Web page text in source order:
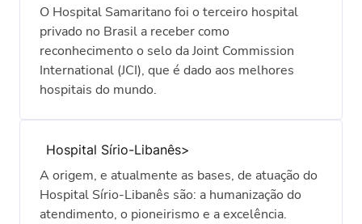
O Hospital Samaritano foi o terceiro hospital
privado no Brasil a receber como
reconhecimento o selo da Joint Commission
International (JCI), que é dado aos melhores
hospitais do mundo.
Hospital Sírio-Libanês
A origem, e atualmente as bases, de atuação do
Hospital Sírio-Libanês são: a humanização do
atendimento, o pioneirismo e a excelência.